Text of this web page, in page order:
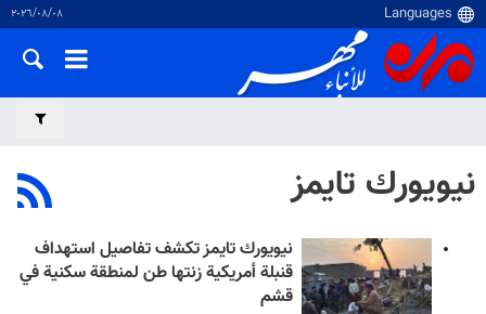
٠٨‏/٠٨‏/٢٠٢٦
نيويورك تايمز
نيويورك تايمز تكشف تفاصيل استهداف
قنبلة أمريكية زنتها طن لمنطقة سكنية في
قشم